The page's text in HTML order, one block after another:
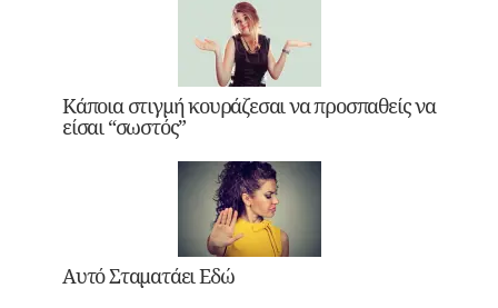
Κάποια στιγμή κουράζεσαι να προσπαθείς να
είσαι “σωστός”
Αυτό Σταματάει Εδώ